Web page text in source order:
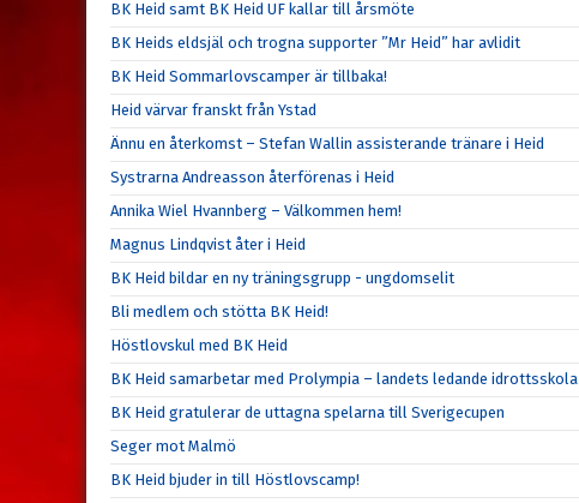
BK Heid samt BK Heid UF kallar till årsmöte
BK Heids eldsjäl och trogna supporter ”Mr Heid” har avlidit
BK Heid Sommarlovscamper är tillbaka!
Heid värvar franskt från Ystad
Ännu en återkomst – Stefan Wallin assisterande tränare i Heid
Systrarna Andreasson återförenas i Heid
Annika Wiel Hvannberg – Välkommen hem!
Magnus Lindqvist åter i Heid
BK Heid bildar en ny träningsgrupp - ungdomselit
Bli medlem och stötta BK Heid!
Höstlovskul med BK Heid
BK Heid samarbetar med Prolympia – landets ledande idrottsskola
BK Heid gratulerar de uttagna spelarna till Sverigecupen
Seger mot Malmö
BK Heid bjuder in till Höstlovscamp!